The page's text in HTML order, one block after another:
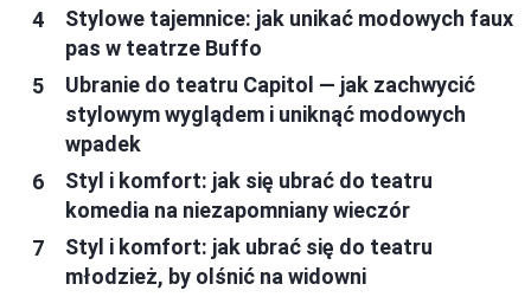
Stylowe tajemnice: jak unikać modowych faux
pas w teatrze Buffo
Ubranie do teatru Capitol — jak zachwycić
stylowym wyglądem i uniknąć modowych
wpadek
Styl i komfort: jak się ubrać do teatru
komedia na niezapomniany wieczór
Styl i komfort: jak ubrać się do teatru
młodzież, by olśnić na widowni